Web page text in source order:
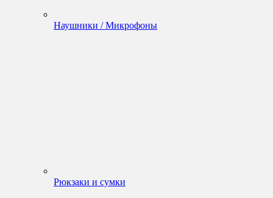
Наушники / Микрофоны
Рюкзаки и сумки